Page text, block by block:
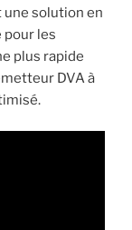
solution en
pour les
plus rapide
DVA à